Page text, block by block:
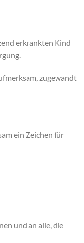
erkrankten Kind
zugewandt
ein Zeichen für
und an alle, die